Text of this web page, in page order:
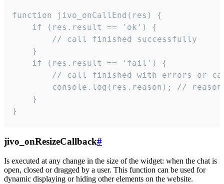
function jivo_onCallEnd(res) {
    if (res.result == 'ok') {
        // call finished successfully
    }
    if (res.result == 'fail') {
// call finished with errors or
console.log(res.reason); //
    }
}
jivo_onResizeCallback#
Is executed at any change in the size of the widget: when the chat is
open, closed or dragged by a user. This function can be used for
dynamic displaying or hiding other elements on the website.